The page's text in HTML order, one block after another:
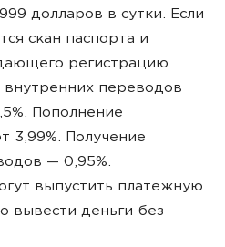
долларов в сутки. Если
скан паспорта и
регистрацию
внутренних переводов
Пополнение
3,99%. Получение
— 0,95%.
выпустить платежную
вывести деньги без